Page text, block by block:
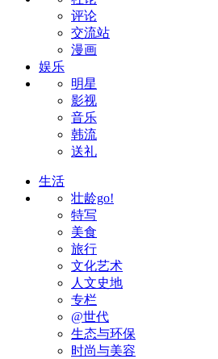
评论
交流站
漫画
娱乐
明星
影视
音乐
韩流
送礼
生活
壮龄go!
特写
美食
旅行
文化艺术
人文史地
专栏
@世代
生态与环保
时尚与美容